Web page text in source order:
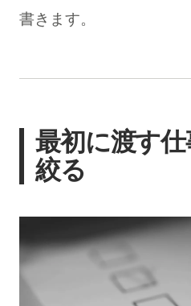
書きます。
最初に渡す
絞る